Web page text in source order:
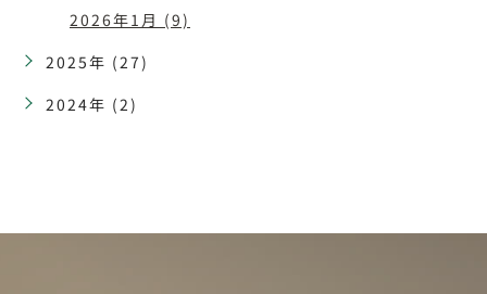
2026年1月 (9)
2025年 (27)
2024年 (2)